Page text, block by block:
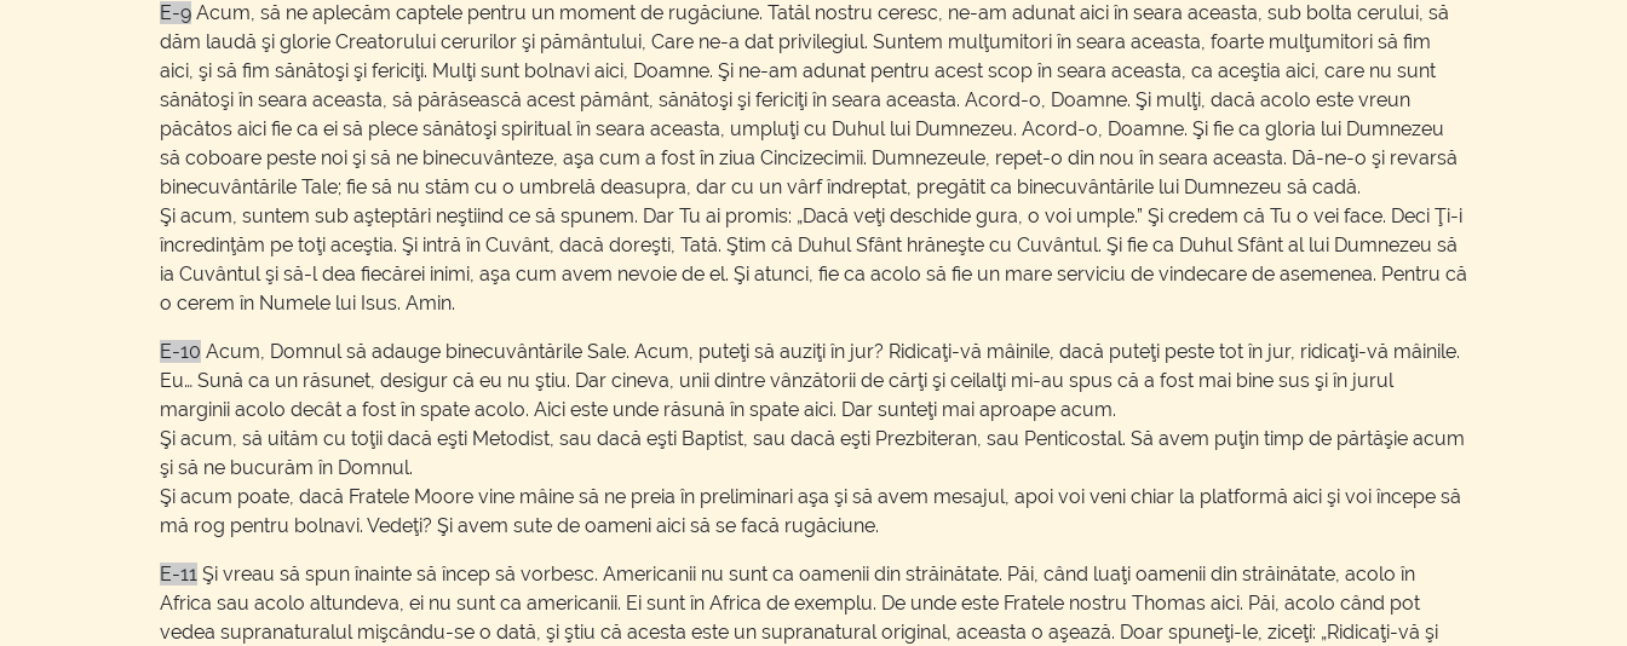
E-9 Acum, să ne aplecăm captele pentru un moment de rugăciune. Tatăl nostru ceresc, ne-am adunat aici în seara aceasta, sub bolta cerului, să
dăm laudă şi glorie Creatorului cerurilor şi pământului, Care ne-a dat privilegiul. Suntem mulţumitori în seara aceasta, foarte mulţumitori să fim
aici, şi să fim sănătoşi şi fericiţi. Mulţi sunt bolnavi aici, Doamne. Şi ne-am adunat pentru acest scop în seara aceasta, ca aceştia aici, care nu sunt
sănătoşi în seara aceasta, să părăsească acest pământ, sănătoşi şi fericiţi în seara aceasta. Acord-o, Doamne. Şi mulţi, dacă acolo este vreun
păcătos aici fie ca ei să plece sănătoşi spiritual în seara aceasta, umpluţi cu Duhul lui Dumnezeu. Acord-o, Doamne. Şi fie ca gloria lui Dumnezeu
să coboare peste noi şi să ne binecuvânteze, aşa cum a fost în ziua Cincizecimii. Dumnezeule, repet-o din nou în seara aceasta. Dă-ne-o şi revarsă
binecuvântările Tale; fie să nu stăm cu o umbrelă deasupra, dar cu un vârf îndreptat, pregătit ca binecuvântările lui Dumnezeu să cadă.
Şi acum, suntem sub aşteptări neştiind ce să spunem. Dar Tu ai promis: „Dacă veţi deschide gura, o voi umple.” Şi credem că Tu o vei face. Deci Ţi-i
încredinţăm pe toţi aceştia. Şi intră în Cuvânt, dacă doreşti, Tată. Ştim că Duhul Sfânt hrăneşte cu Cuvântul. Şi fie ca Duhul Sfânt al lui Dumnezeu să
ia Cuvântul şi să-l dea fiecărei inimi, aşa cum avem nevoie de el. Şi atunci, fie ca acolo să fie un mare serviciu de vindecare de asemenea. Pentru că
o cerem în Numele lui Isus. Amin.
E-10 Acum, Domnul să adauge binecuvântările Sale. Acum, puteţi să auziţi în jur? Ridicaţi-vă mâinile, dacă puteţi peste tot în jur, ridicaţi-vă mâinile.
Eu… Sună ca un răsunet, desigur că eu nu ştiu. Dar cineva, unii dintre vânzătorii de cărţi şi ceilalţi mi-au spus că a fost mai bine sus şi în jurul
marginii acolo decât a fost în spate acolo. Aici este unde răsună în spate aici. Dar sunteţi mai aproape acum.
Şi acum, să uităm cu toţii dacă eşti Metodist, sau dacă eşti Baptist, sau dacă eşti Prezbiteran, sau Penticostal. Să avem puţin timp de părtăşie acum
şi să ne bucurăm în Domnul.
Şi acum poate, dacă Fratele Moore vine mâine să ne preia în preliminari aşa şi să avem mesajul, apoi voi veni chiar la platformă aici şi voi începe să
mă rog pentru bolnavi. Vedeţi? Şi avem sute de oameni aici să se facă rugăciune.
E-11 Şi vreau să spun înainte să încep să vorbesc. Americanii nu sunt ca oamenii din străinătate. Păi, când luaţi oamenii din străinătate, acolo în
Africa sau acolo altundeva, ei nu sunt ca americanii. Ei sunt în Africa de exemplu. De unde este Fratele nostru Thomas aici. Păi, acolo când pot
vedea supranaturalul mişcându-se o dată, şi ştiu că acesta este un supranatural original, aceasta o aşează. Doar spuneţi-le, ziceţi: „Ridicaţi-vă şi